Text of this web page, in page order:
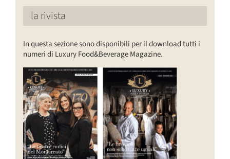
la rivista
In questa sezione sono disponibili per il download tutti i
numeri di Luxury Food&Beverage Magazine.